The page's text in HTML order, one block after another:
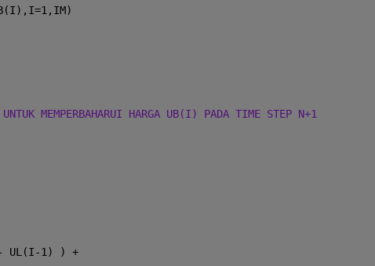
MEMPERBAHARUI HARGA UB(I) PADA TIME STEP N+1
- UL(I-1) ) +